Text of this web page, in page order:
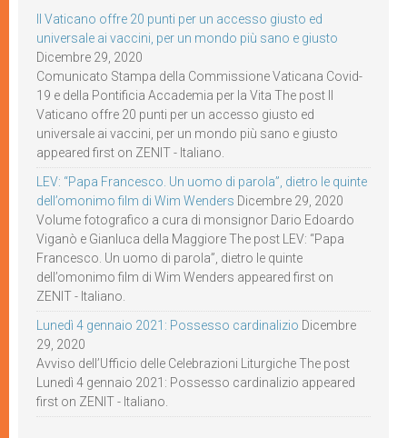
Il Vaticano offre 20 punti per un accesso giusto ed
universale ai vaccini, per un mondo più sano e giusto
Dicembre 29, 2020
Comunicato Stampa della Commissione Vaticana Covid-
19 e della Pontificia Accademia per la Vita The post Il
Vaticano offre 20 punti per un accesso giusto ed
universale ai vaccini, per un mondo più sano e giusto
appeared first on ZENIT - Italiano.
LEV: “Papa Francesco. Un uomo di parola”, dietro le quinte
dell’omonimo film di Wim Wenders Dicembre 29, 2020
Volume fotografico a cura di monsignor Dario Edoardo
Viganò e Gianluca della Maggiore The post LEV: “Papa
Francesco. Un uomo di parola”, dietro le quinte
dell’omonimo film di Wim Wenders appeared first on
ZENIT - Italiano.
Lunedì 4 gennaio 2021: Possesso cardinalizio Dicembre
29, 2020
Avviso dell’Ufficio delle Celebrazioni Liturgiche The post
Lunedì 4 gennaio 2021: Possesso cardinalizio appeared
first on ZENIT - Italiano.